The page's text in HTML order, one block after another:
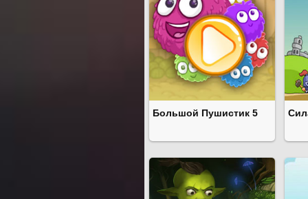
Большой Пушистик 5